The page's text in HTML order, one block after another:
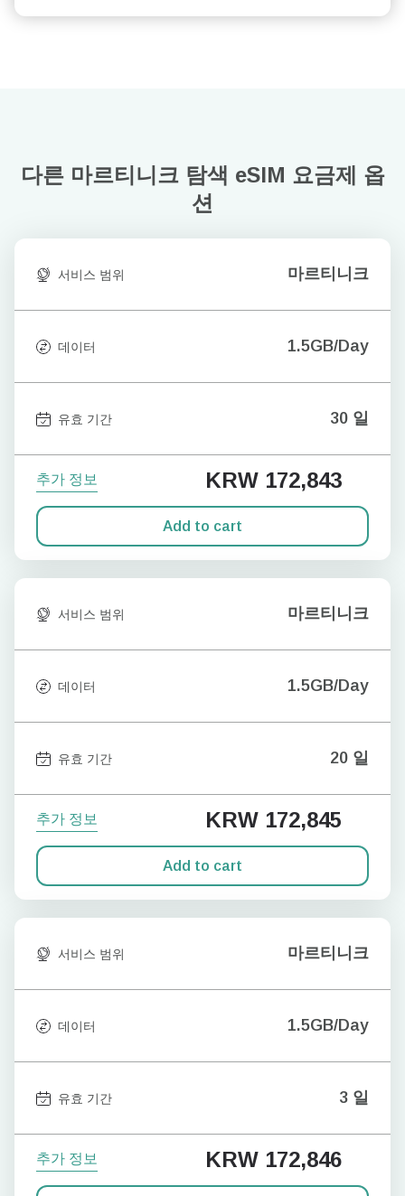
다른 마르티니크 탐색 eSIM 요금제 옵
션
서비스 범위 마르티니크
데이터 1.5GB/Day
유효 기간 30 일
추가 정보 KRW 172,843
Add to cart
서비스 범위 마르티니크
데이터 1.5GB/Day
유효 기간 20 일
추가 정보 KRW 172,845
Add to cart
서비스 범위 마르티니크
데이터 1.5GB/Day
유효 기간 3 일
추가 정보 KRW 172,846